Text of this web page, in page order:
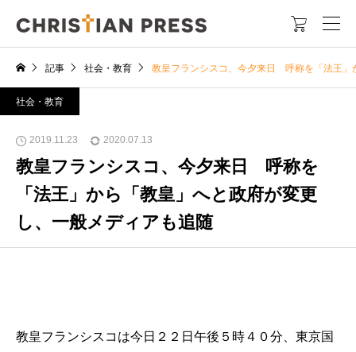

記事 社会・教育 教皇フランシスコ、今夕来日 呼称を「法王」
社会・教育
2019.11.23 2020.07.13
教皇フランシスコ、今夕来日 呼称を
「法王」から「教皇」へと政府が変更
し、一般メディアも追随
教皇フランシスコは今日２２日午後５時４０分、東京国